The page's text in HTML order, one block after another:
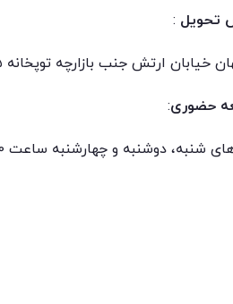
تحویل :
ارتش جنب بازارچه توپخانه ۵۵ ارتش خیابان ابن سینا کوچه شریعتی پلاک33
حضوری:
شنبه، دوشنبه و چهارشنبه ساعت 10 صبح الی 12.30